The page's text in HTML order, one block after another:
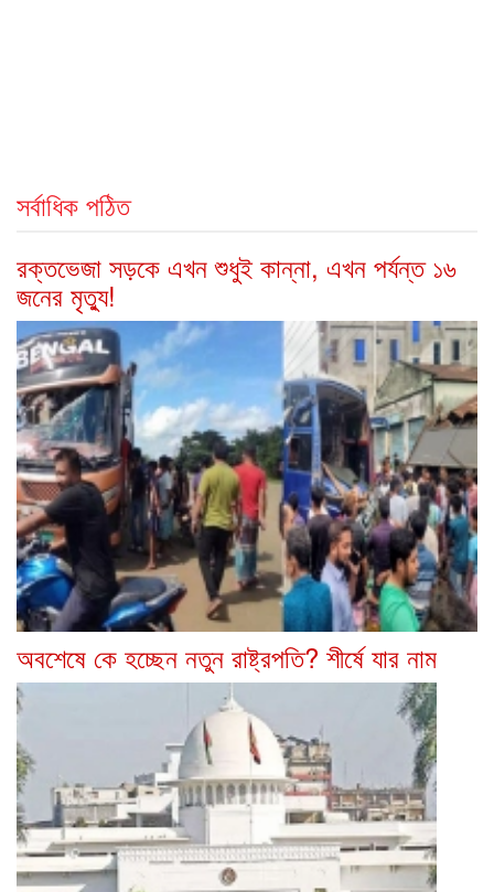
সর্বাধিক পঠিত
রক্তভেজা সড়কে এখন শুধুই কান্না, এখন পর্যন্ত ১৬
জনের মৃত্যু!
অবশেষে কে হচ্ছেন নতুন রাষ্ট্রপতি? শীর্ষে যার নাম